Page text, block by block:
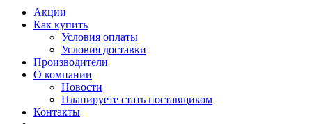
Акции
Как купить
Условия оплаты
Условия доставки
Производители
О компании
Новости
Планируете стать поставщиком
Контакты